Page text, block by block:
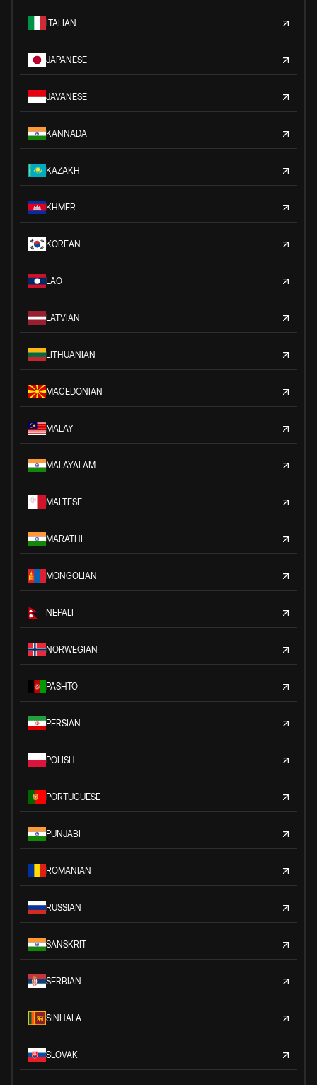
ITALIAN
JAPANESE
JAVANESE
KANNADA
KAZAKH
KHMER
KOREAN
LAO
LATVIAN
LITHUANIAN
MACEDONIAN
MALAY
MALAYALAM
MALTESE
MARATHI
MONGOLIAN
NEPALI
NORWEGIAN
PASHTO
PERSIAN
POLISH
PORTUGUESE
PUNJABI
ROMANIAN
RUSSIAN
SANSKRIT
SERBIAN
SINHALA
SLOVAK